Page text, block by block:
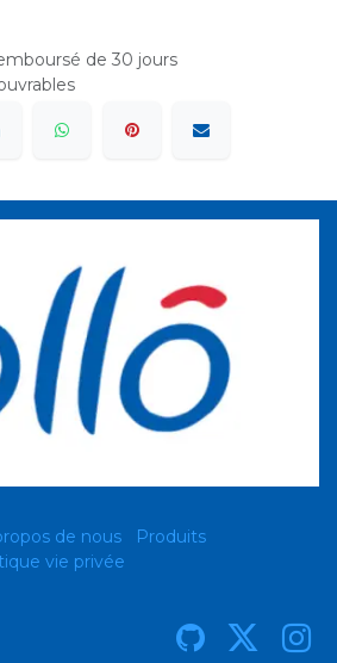
de 30 jours
de nous
Produits
vie privée